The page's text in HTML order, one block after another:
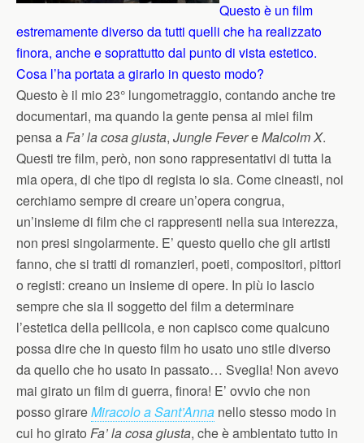
Questo è un film
estremamente diverso da tutti quelli che ha realizzato
finora, anche e soprattutto dal punto di vista estetico.
Cosa l’ha portata a girarlo in questo modo?
Questo è il mio 23° lungometraggio, contando anche tre
documentari, ma quando la gente pensa ai miei film
pensa aFa’ la cosa giusta, Jungle FevereMalcolm X.
Questi tre film, però, non sono rappresentativi di tutta la
mia opera, di che tipo di regista io sia. Come cineasti, noi
cerchiamo sempre di creare un’opera congrua,
un’insieme di film che ci rappresenti nella sua interezza,
non presi singolarmente. E’ questo quello che gli artisti
fanno, che si tratti di romanzieri, poeti, compositori, pittori
o registi: creano un insieme di opere. In più io lascio
sempre che sia il soggetto del film a determinare
l’estetica della pellicola, e non capisco come qualcuno
possa dire che in questo film ho usato uno stile diverso
da quello che ho usato in passato… Sveglia! Non avevo
mai girato un film di guerra, finora! E’ ovvio che non
posso girareMiracolo a Sant’Anna nello stesso modo in
cui ho girato Fa’ la cosa giusta, che è ambientato tutto in